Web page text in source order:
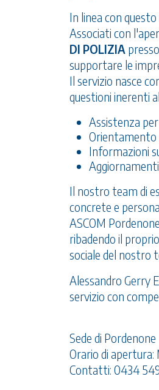
In linea con
Associati con
DI POLIZIA
supportare le
Il servizio nasce
questioni inerenti
Assistenza
Orientamento
Informazioni
Il nostro team di
concrete e
ASCOM
ribadendo il
sociale del nostro
Alessandro Gerry
servizio con
Sede di Pordenone
Orario di apertura:
Contatti: 0434